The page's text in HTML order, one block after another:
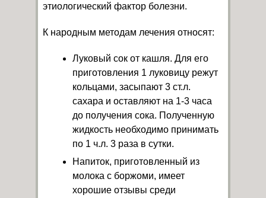
этиологический фактор болезни.
К народным методам лечения относят:
Луковый сок от кашля. Для его
приготовления 1 луковицу режут
кольцами, засыпают 3 ст.л.
сахара и оставляют на 1-3 часа
до получения сока. Полученную
жидкость необходимо принимать
по 1 ч.л. 3 раза в сутки.
Напиток, приготовленный из
молока с боржоми, имеет
хорошие отзывы среди